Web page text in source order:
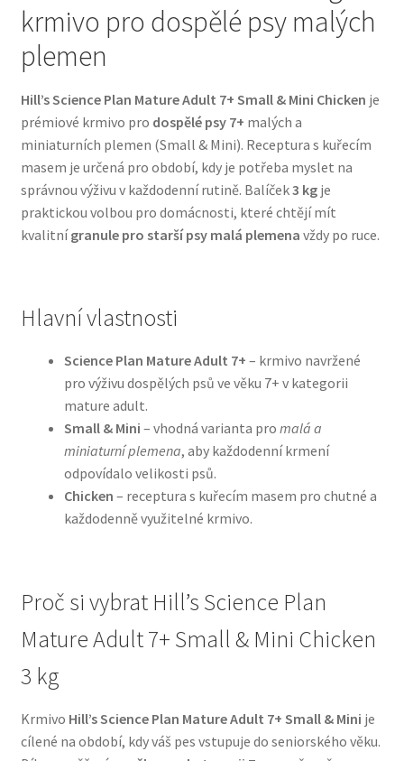
Bozita pro psy — Švédské krmivo s nordickou kvalitou
Brit pro psy
Granule pro psy
Natural Trainer pro psy — Italské krmivo s
přírodními složkami
Hill’s pro psy
Hračky pro psy
Konzervy a kapsičky pro psy
N&D Farmina pro psy — Italské holistic krmivo
Oblečky pro psy
Pelíšky pro psy
Ortopedické pelíšky
Přepravky pro psy
Purizon pro psy — Vysoký obsah masa, bez obilovin
krmivo pro dospělé psy malých
plemen
Hill’s Science Plan Mature Adult 7+ Small & Mini Chicken je
prémiové krmivo pro dospělé psy 7+ malých a
miniaturních plemen (Small & Mini). Receptura s kuřecím
masem je určená pro období, kdy je potřeba myslet na
správnou výživu v každodenní rutině. Balíček3 kgje
praktickou volbou pro domácnosti, které chtějí mít
kvalitnígranule pro starší psy malá plemena vždy po ruce.
Hlavní vlastnosti
Science Plan Mature Adult 7+ – krmivo navržené
pro výživu dospělých psů ve věku 7+ v kategorii
mature adult.
Small & Mini – vhodná varianta pro malá a
miniaturní plemena, aby každodenní krmení
odpovídalo velikosti psů.
Chicken – receptura s kuřecím masem pro chutné a
každodenně využitelné krmivo.
Proč si vybrat Hill’s Science Plan
Mature Adult 7+ Small & Mini Chicken
3 kg
Krmivo Hill’s Science Plan Mature Adult 7+ Small & Mini je
cílené na období, kdy váš pes vstupuje do seniorského věku.